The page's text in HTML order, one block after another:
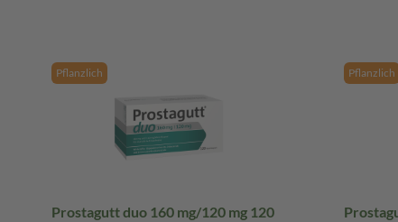
Pflanzlich
Prostagutt duo 160 mg/120 mg 120
Pflanzlich